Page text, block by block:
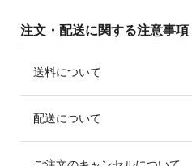
注文・配送に関する注意事項
送料について
配送について